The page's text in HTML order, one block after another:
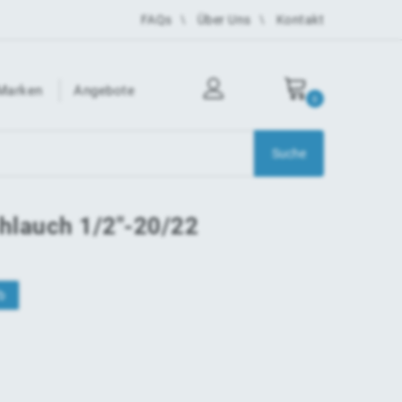
FAQs Über Uns Kontakt
Angebote
1/2"-20/22